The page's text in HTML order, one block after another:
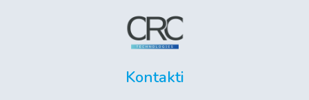
Kontakti